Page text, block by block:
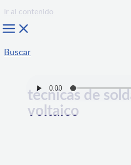
Ir al contenido
Buscar
técnicas de
voltaico